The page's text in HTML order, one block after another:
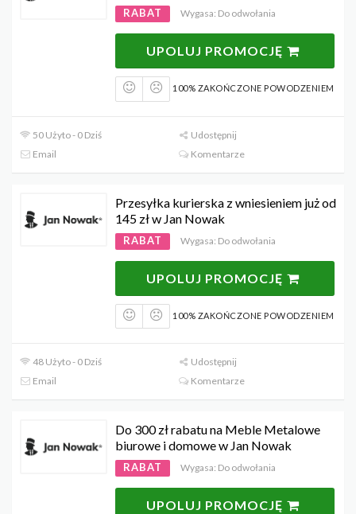
RABAT Wygasa: Do odwołania
UPOLUJ PROMOCJĘ
100% ZAKOŃCZONE POWODZENIEM
50 Użyto - 0 Dziś
Udostępnij
Email
Komentarze
Przesyłka kurierska z wniesieniem już od
145 zł w Jan Nowak
RABAT Wygasa: Do odwołania
UPOLUJ PROMOCJĘ
100% ZAKOŃCZONE POWODZENIEM
48 Użyto - 0 Dziś
Udostępnij
Email
Komentarze
Do 300 zł rabatu na Meble Metalowe
biurowe i domowe w Jan Nowak
RABAT Wygasa: Do odwołania
UPOLUJ PROMOCJĘ